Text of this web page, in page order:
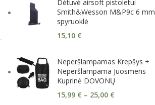
Dėtuvė airsoft pistoletui
Smith&Wesson M&P9c 6 mm
spyruoklė
15,10 €
Neperšlampamas Krepšys +
Neperšlampama Juosmens
Kuprinė DOVONŲ
15,99 € – 25,00 €